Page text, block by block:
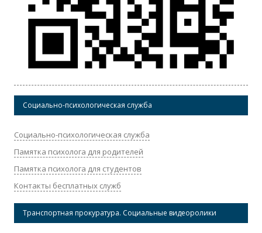
Социально-психологическая служба
Социально-психологическая служба
Памятка психолога для родителей
Памятка психолога для студентов
Контакты бесплатных служб
Транспортная прокуратура. Социальные видеоролики